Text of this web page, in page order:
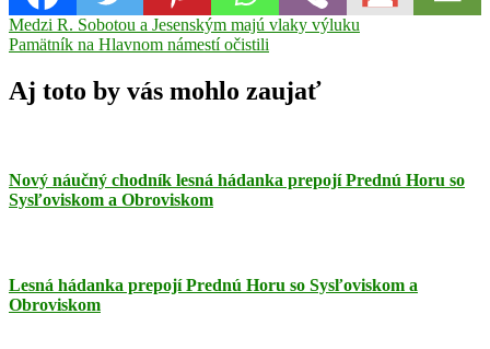
bazénkúpaliskoTornaľa
Navigácia
v
článku
Previous
Post:
Medzi R. Sobotou a Jesenským majú vlaky výluku
Next
Pamätník na Hlavnom námestí očistili
Aj toto by vás mohlo zaujať
Nový náučný chodník lesná hádanka prepojí Prednú Horu so
Sysľoviskom a Obroviskom
Lesná hádanka prepojí Prednú Horu so Sysľoviskom a
Obroviskom